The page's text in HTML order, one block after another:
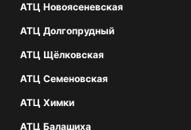
АТЦ Новоясеневская
АТЦ Долгопрудный
АТЦ Щёлковская
АТЦ Семеновская
АТЦ Химки
АТЦ Балашиха